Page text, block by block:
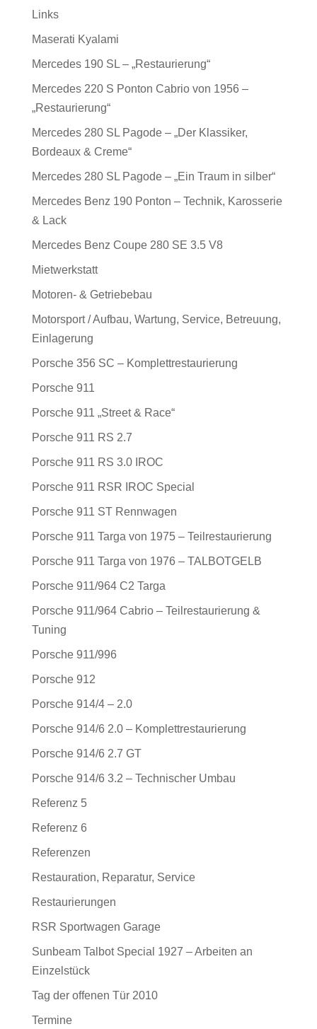
Links
Maserati Kyalami
Mercedes 190 SL – „Restaurierung“
Mercedes 220 S Ponton Cabrio von 1956 –
„Restaurierung“
Mercedes 280 SL Pagode – „Der Klassiker,
Bordeaux & Creme“
Mercedes 280 SL Pagode – „Ein Traum in silber“
Mercedes Benz 190 Ponton – Technik, Karosserie
& Lack
Mercedes Benz Coupe 280 SE 3.5 V8
Mietwerkstatt
Motoren- & Getriebebau
Motorsport / Aufbau, Wartung, Service, Betreuung,
Einlagerung
Porsche 356 SC – Komplettrestaurierung
Porsche 911
Porsche 911 „Street & Race“
Porsche 911 RS 2.7
Porsche 911 RS 3.0 IROC
Porsche 911 RSR IROC Special
Porsche 911 ST Rennwagen
Porsche 911 Targa von 1975 – Teilrestaurierung
Porsche 911 Targa von 1976 – TALBOTGELB
Porsche 911/964 C2 Targa
Porsche 911/964 Cabrio – Teilrestaurierung &
Tuning
Porsche 911/996
Porsche 912
Porsche 914/4 – 2.0
Porsche 914/6 2.0 – Komplettrestaurierung
Porsche 914/6 2.7 GT
Porsche 914/6 3.2 – Technischer Umbau
Referenz 5
Referenz 6
Referenzen
Restauration, Reparatur, Service
Restaurierungen
RSR Sportwagen Garage
Sunbeam Talbot Special 1927 – Arbeiten an
Einzelstück
Tag der offenen Tür 2010
Termine